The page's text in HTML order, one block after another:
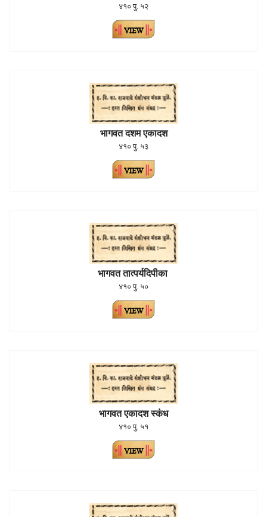
४१० पु. ५२
भागवत दशम एकादश
४१० पु. ५३
भागवत तात्पर्यदिपीका
४१० पु. ५०
भागवत एकादश स्कंध
४१० पु. ५१